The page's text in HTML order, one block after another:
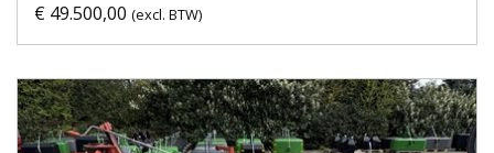
€ 49.500,00 (excl. BTW)